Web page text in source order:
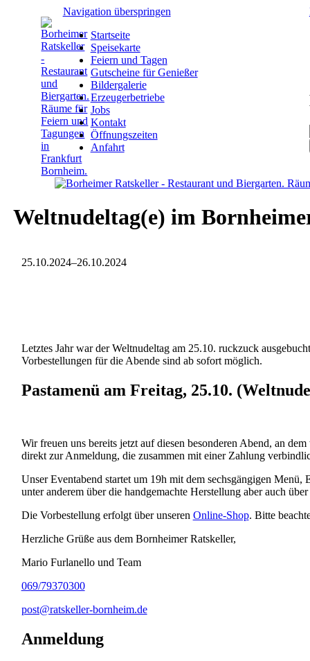
Navigation überspringen
Startseite
Speisekarte
Feiern und Tagen
Gutscheine für Genießer
Bildergalerie
Erzeugerbetriebe
Jobs
Kontakt
Öffnungszeiten
Anfahrt
Weltnudeltag(e) im
25.10.2024–26.10.2024
Letztes Jahr war der Weltnudeltag am 25.10. ruckzuck
Vorbestellungen für die Abende sind ab sofort möglich.
Pastamenü am Freitag, 25.10.
Wir freuen uns bereits jetzt auf diesen besonderen Abend, an
direkt zur Anmeldung, die zusammen mit einer Zahlung
Unser Eventabend startet um 19h mit dem sechsgängigen Menü,
unter anderem über die handgemachte Herstellung aber auch
Die Vorbestellung erfolgt über unseren Online-Shop. Bitte
Herzliche Grüße aus dem Bornheimer Ratskeller,
Mario Furlanello und Team
069/79370300
post@ratskeller-bornheim.de
Anmeldung